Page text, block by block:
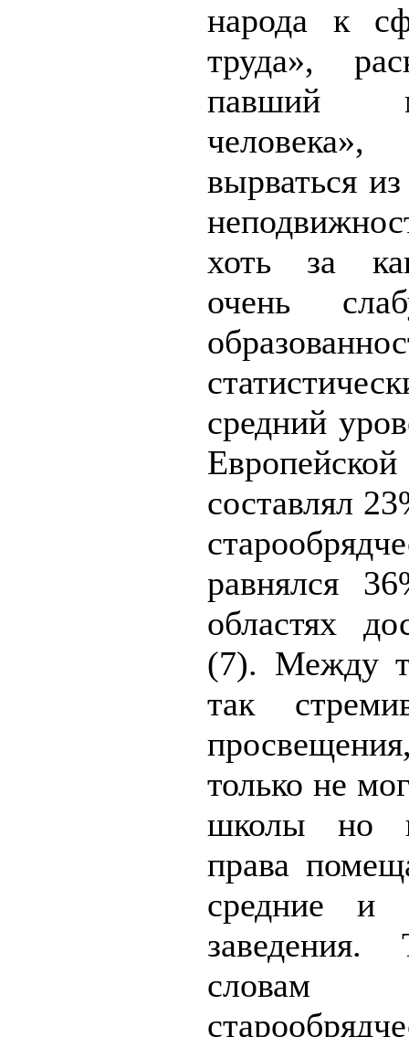
народа к
труда»,
павший
вырваться
хоть за
очень
средний
составлял
равнялся
областях
(7). Между
так
только не
школы но
права
средние и
словам